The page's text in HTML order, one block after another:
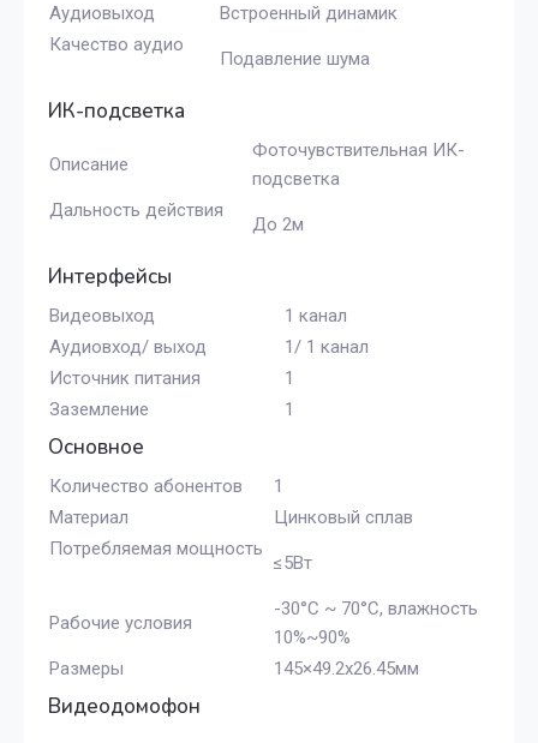
Аудиовыход
Встроенный динамик
Качество аудио
Подавление шума
ИК-подсветка
Описание
Фоточувствительная ИК-
подсветка
Дальность действия
До 2м
Интерфейсы
Видеовыход
1 канал
Аудиовход/ выход
1/ 1 канал
Источник питания
1
Заземление
1
Основное
Количество абонентов
1
Материал
Цинковый сплав
Потребляемая мощность
≤5Вт
Рабочие условия
-30°C ~ 70°C, влажность
10%~90%
Размеры
145×49.2x26.45мм
Видеодомофон